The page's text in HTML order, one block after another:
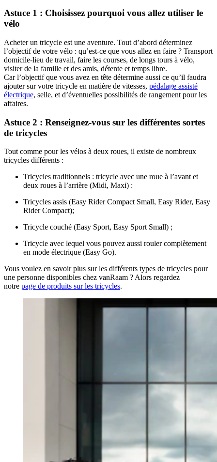
Astuce 1 : Choisissez pourquoi vous allez utiliser le
vélo
Acheter un tricycle est une aventure. Tout d’abord déterminez
l’objectif de votre vélo : qu’est-ce que vous allez en faire ? Transport
domicile-lieu de travail, faire les courses, de longs tours à vélo,
visiter de la famille et des amis, détente et temps libre.
Car l’objectif que vous avez en tête détermine aussi ce qu’il faudra
ajouter sur votre tricycle en matière de vitesses, pédalage assisté
électrique, selle, et d’éventuelles possibilités de rangement pour les
affaires.
Astuce 2 : Renseignez-vous sur les différentes sortes
de tricycles
Tout comme pour les vélos à deux roues, il existe de nombreux
tricycles différents :
Tricycles traditionnels : tricycle avec une roue à l’avant et
deux roues à l’arrière (Midi, Maxi) :
Tricycles assis (Easy Rider Compact Small, Easy Rider, Easy
Rider Compact);
Tricycle couché (Easy Sport, Easy Sport Small) ;
Tricycle avec lequel vous pouvez aussi rouler complètement
en mode électrique (Easy Go).
Vous voulez en savoir plus sur les différents types de tricycles pour
une personne disponibles chez vanRaam ? Alors regardez
notre page de produits sur les tricycles.